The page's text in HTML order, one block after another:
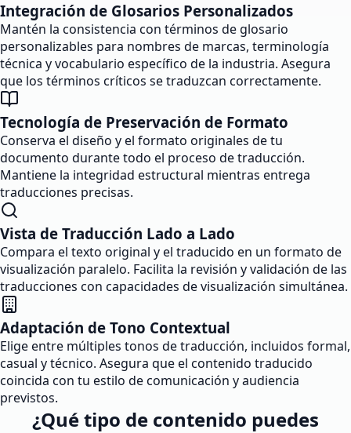
Integración de Glosarios Personalizados
Mantén la consistencia con términos de glosario
personalizables para nombres de marcas, terminología
técnica y vocabulario específico de la industria. Asegura
que los términos críticos se traduzcan correctamente.
Tecnología de Preservación de Formato
Conserva el diseño y el formato originales de tu
documento durante todo el proceso de traducción.
Mantiene la integridad estructural mientras entrega
traducciones precisas.
Vista de Traducción Lado a Lado
Compara el texto original y el traducido en un formato de
visualización paralelo. Facilita la revisión y validación de las
traducciones con capacidades de visualización simultánea.
Adaptación de Tono Contextual
Elige entre múltiples tonos de traducción, incluidos formal,
casual y técnico. Asegura que el contenido traducido
coincida con tu estilo de comunicación y audiencia
previstos.
¿Qué tipo de contenido puedes